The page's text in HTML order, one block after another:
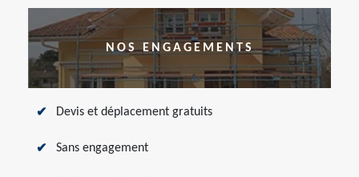
NOS ENGAGEMENTS
Devis et déplacement gratuits
Sans engagement